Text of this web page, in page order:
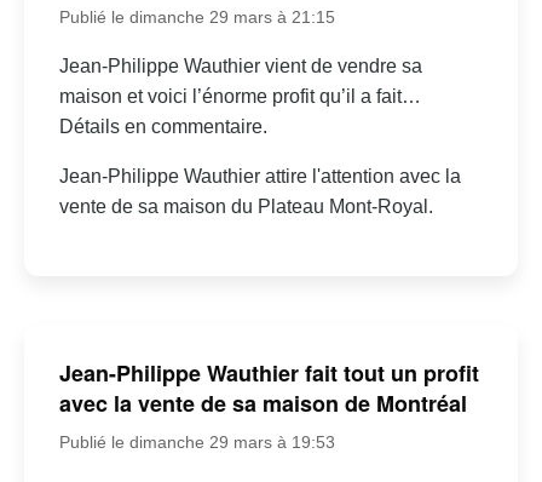
Publié le dimanche 29 mars à 21:15
Jean-Philippe Wauthier vient de vendre sa
maison et voici l’énorme profit qu’il a fait…
Détails en commentaire.
Jean-Philippe Wauthier attire l'attention avec la
vente de sa maison du Plateau Mont-Royal.
Jean-Philippe Wauthier fait tout un profit
avec la vente de sa maison de Montréal
Publié le dimanche 29 mars à 19:53